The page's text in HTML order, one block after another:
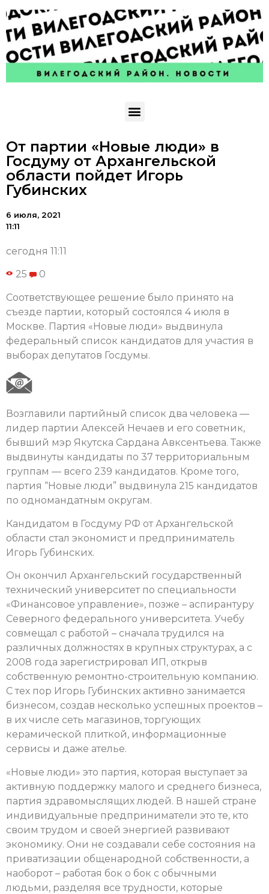
От партии «Новые люди» в
Госдуму от Архангельской
области пойдет Игорь
Губинских
6 июля, 2021
11:11
сегодня 11:11
25 0
Соответствующее решение было принято на
съезде партии, который состоялся 4 июля в
Москве. Партия «Новые люди» выдвинула
федеральный список кандидатов для участия в
выборах депутатов Госдумы.
Возглавили партийный список два человека —
лидер партии Алексей Нечаев и его советник,
бывший мэр Якутска Сардана Авксентьева. Также
выдвинуты кандидаты по 37 территориальным
группам — всего 239 кандидатов. Кроме того,
партия “Новые люди” выдвинула 215 кандидатов
по одномандатным округам.
Кандидатом в Госдуму РФ от Архангельской
области стал экономист и предприниматель
Игорь Губинских.
Он окончил Архангельский государственный
технический университет по специальности
«Финансовое управление», позже – аспирантуру
Северного федерального университета. Учебу
совмещал с работой – сначала трудился на
различных должностях в крупных структурах, а с
2008 года зарегистрировал ИП, открыв
собственную ремонтно-строительную компанию.
С тех пор Игорь Губинских активно занимается
бизнесом, создав несколько успешных проектов –
в их числе сеть магазинов, торгующих
керамической плиткой, информационные
сервисы и даже ателье.
«Новые люди» это партия, которая выступает за
активную поддержку малого и среднего бизнеса,
партия здравомыслящих людей. В нашей стране
индивидуальные предприниматели это те, кто
своим трудом и своей энергией развивают
экономику. Они не создавали себе состояния на
приватизации общенародной собственности, а
наоборот – работая бок о бок с обычными
людьми, разделяя все трудности, которые